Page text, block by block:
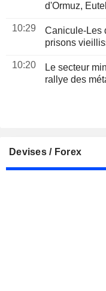
d'Ormuz,
10:29
Canicule-Les
prisons
10:20
Le secteur
rallye des
Devises / Forex